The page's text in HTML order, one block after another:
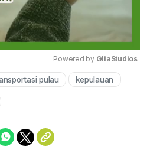
Mute
Powered by GliaStudios
pulau kepulauan